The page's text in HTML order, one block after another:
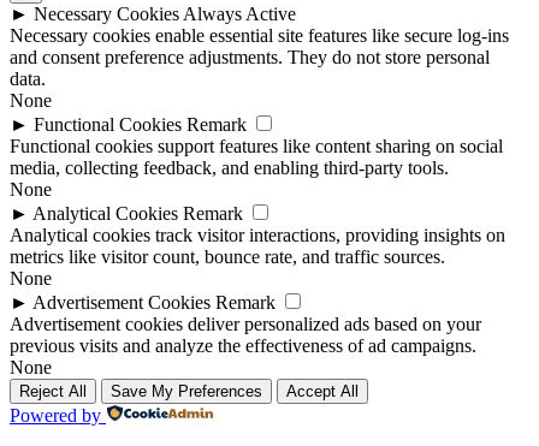
► Necessary Cookies Always Active
Necessary cookies enable essential site features like secure log-ins
and consent preference adjustments. They do not store personal
data.
None
► Functional Cookies Remark
Functional cookies support features like content sharing on social
media, collecting feedback, and enabling third-party tools.
None
► Analytical Cookies Remark
Analytical cookies track visitor interactions, providing insights on
metrics like visitor count, bounce rate, and traffic sources.
None
► Advertisement Cookies Remark
Advertisement cookies deliver personalized ads based on your
previous visits and analyze the effectiveness of ad campaigns.
None
Reject All Save My Preferences Accept All
Powered by